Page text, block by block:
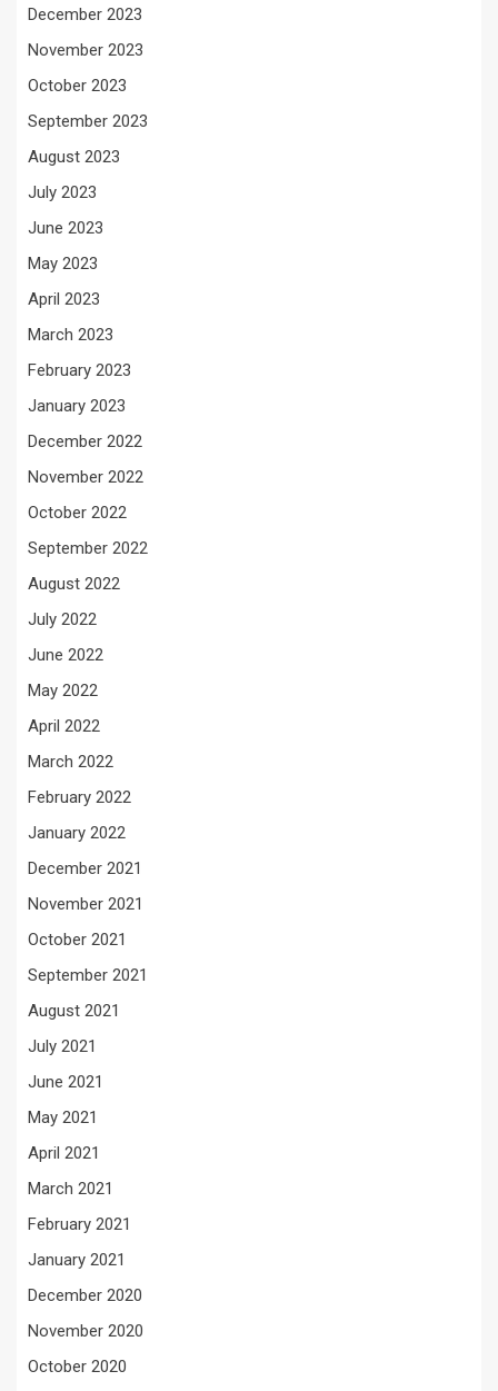
December 2023
November 2023
October 2023
September 2023
August 2023
July 2023
June 2023
May 2023
April 2023
March 2023
February 2023
January 2023
December 2022
November 2022
October 2022
September 2022
August 2022
July 2022
June 2022
May 2022
April 2022
March 2022
February 2022
January 2022
December 2021
November 2021
October 2021
September 2021
August 2021
July 2021
June 2021
May 2021
April 2021
March 2021
February 2021
January 2021
December 2020
November 2020
October 2020